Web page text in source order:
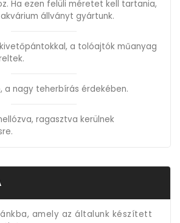
Ha ezen felüli méretet kell tartania,
állványt gyártunk.
a tolóajtók műanyag
a nagy teherbírás érdekében.
ragasztva kerülnek
amely az általunk készített